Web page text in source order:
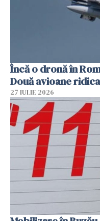
Încă o dronă în
Două avioane
27 IULIE 2026